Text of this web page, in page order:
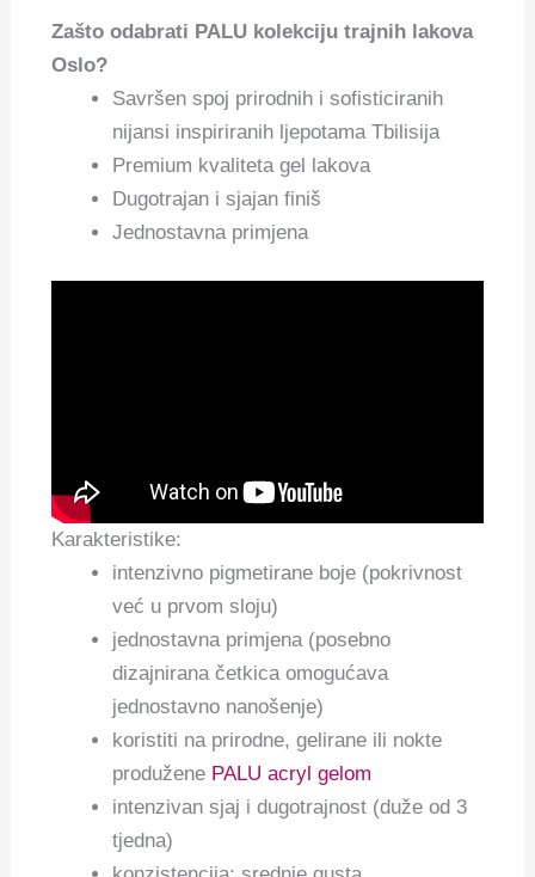
Zašto odabrati PALU kolekciju trajnih lakova
Oslo?
Savršen spoj prirodnih i sofisticiranih
nijansi inspiriranih ljepotama Tbilisija
Premium kvaliteta gel lakova
Dugotrajan i sjajan finiš
Jednostavna primjena
Karakteristike:
intenzivno pigmetirane boje (pokrivnost
već u prvom sloju)
jednostavna primjena (posebno
dizajnirana četkica omogućava
jednostavno nanošenje)
koristiti na prirodne, gelirane ili nokte
produžene PALU acryl gelom
intenzivan sjaj i dugotrajnost (duže od 3
tjedna)